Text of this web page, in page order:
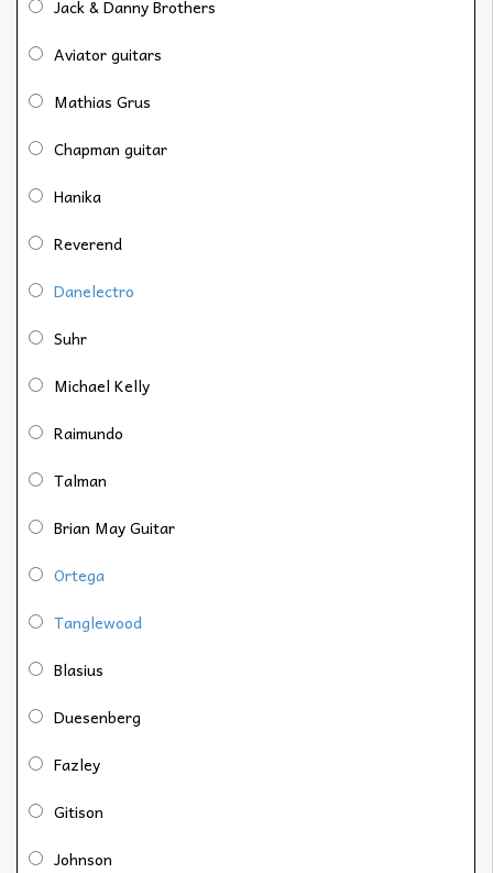
Jack & Danny Brothers
Aviator guitars
Mathias Grus
Chapman guitar
Hanika
Reverend
Danelectro
Suhr
Michael Kelly
Raimundo
Talman
Brian May Guitar
Ortega
Tanglewood
Blasius
Duesenberg
Fazley
Gitison
Johnson